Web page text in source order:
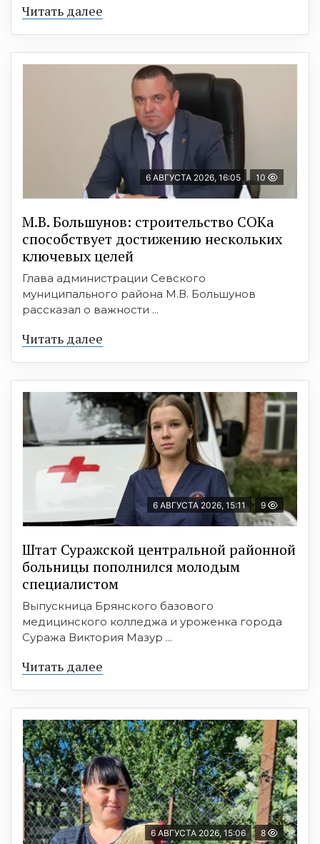
Читать далее
6 АВГУСТА 2026, 16:05 10
М.В. Большунов: строительство СОКа
способствует достижению нескольких
ключевых целей
Глава администрации Севского
муниципального района М.В. Большунов
рассказал о важности ...
Читать далее
6 АВГУСТА 2026, 15:11 9
Штат Суражской центральной районной
больницы пополнился молодым
специалистом
Выпускница Брянского базового
медицинского колледжа и уроженка города
Суража Виктория Мазур ...
Читать далее
6 АВГУСТА 2026, 15:06 8